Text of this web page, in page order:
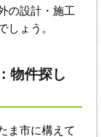
の設計・施工
しょう。
物件探し
ま市に構えて